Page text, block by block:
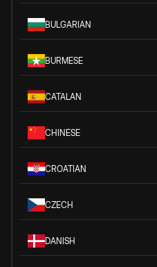
BULGARIAN
BURMESE
CATALAN
CHINESE
CROATIAN
CZECH
DANISH